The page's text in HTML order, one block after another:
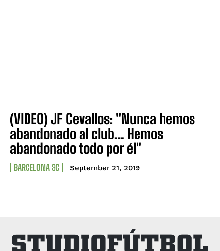
(VIDEO) JF Cevallos: "Nunca hemos
abandonado al club… Hemos
abandonado todo por él"
BARCELONA SC September 21, 2019